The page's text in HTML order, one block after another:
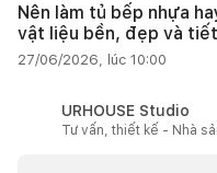
Nên làm tủ bếp nhựa
vật liệu bền, đẹp và
27/06/2026, lúc 10:00
URHOUSE Studio
Tư vấn, thiết kế - Nhà